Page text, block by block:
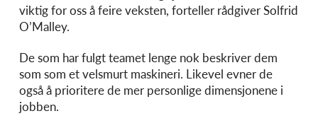
viktig for oss å feire veksten, forteller rådgiver Solfrid
O’Malley.
De som har fulgt teamet lenge nok beskriver dem
som som et velsmurt maskineri. Likevel evner de
også å prioritere de mer personlige dimensjonene i
jobben.